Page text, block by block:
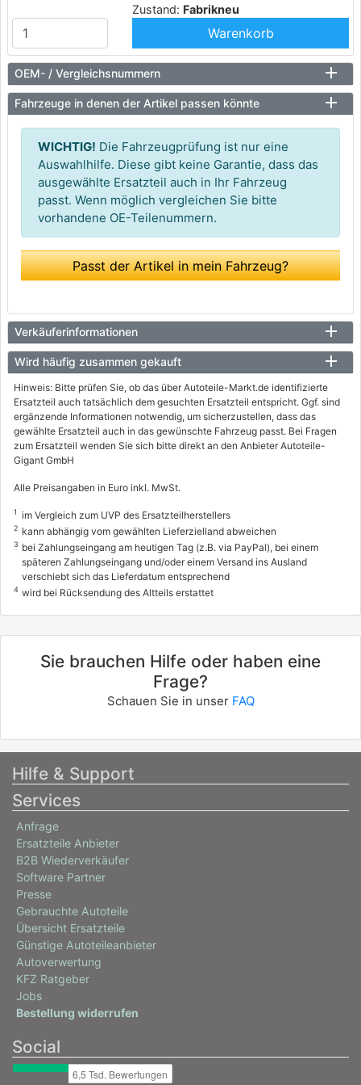
Zustand: Fabrikneu
Warenkorb
OEM- / Vergleichsnummern
Fahrzeuge in denen der Artikel passen könnte
WICHTIG! Die Fahrzeugprüfung ist nur eine
Auswahlhilfe. Diese gibt keine Garantie, dass das
ausgewählte Ersatzteil auch in Ihr Fahrzeug
passt. Wenn möglich vergleichen Sie bitte
vorhandene OE-Teilenummern.
Passt der Artikel in mein Fahrzeug?
Verkäuferinformationen
Wird häufig zusammen gekauft
Hinweis: Bitte prüfen Sie, ob das über Autoteile-Markt.de identifizierte
Ersatzteil auch tatsächlich dem gesuchten Ersatzteil entspricht. Ggf. sind
ergänzende Informationen notwendig, um sicherzustellen, dass das
gewählte Ersatzteil auch in das gewünschte Fahrzeug passt. Bei Fragen
zum Ersatzteil wenden Sie sich bitte direkt an den Anbieter Autoteile-
Gigant GmbH
Alle Preisangaben in Euro inkl. MwSt.
1 im Vergleich zum UVP des Ersatzteilherstellers
2 kann abhängig vom gewählten Lieferzielland abweichen
3 bei Zahlungseingang am heutigen Tag (z.B. via PayPal), bei einem
späteren Zahlungseingang und/oder einem Versand ins Ausland
verschiebt sich das Lieferdatum entsprechend
4 wird bei Rücksendung des Altteils erstattet
Sie brauchen Hilfe oder haben eine
Frage?
Schauen Sie in unser FAQ
Hilfe & Support
Services
Anfrage
Ersatzteile Anbieter
B2B Wiederverkäufer
Software Partner
Presse
Gebrauchte Autoteile
Übersicht Ersatzteile
Günstige Autoteileanbieter
Autoverwertung
KFZ Ratgeber
Jobs
Bestellung widerrufen
Social